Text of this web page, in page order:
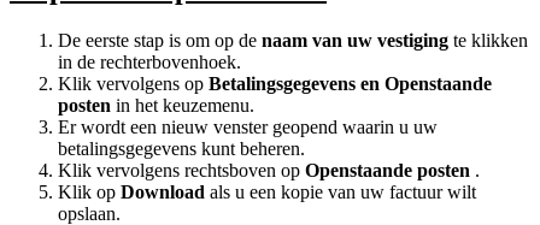
De eerste stap is om op de naam van uw vestiging te klikken
in de rechterbovenhoek.
Klik vervolgens op Betalingsgegevens en Openstaande
posten in het keuzemenu.
Er wordt een nieuw venster geopend waarin u uw
betalingsgegevens kunt beheren.
Klik vervolgens rechtsboven op Openstaande posten .
Klik op Download als u een kopie van uw factuur wilt
opslaan.